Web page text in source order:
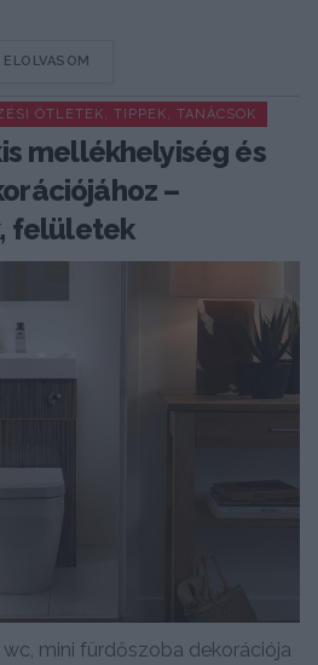
ELOLVASOM
ÖTLETEK, TIPPEK, TANÁCSOK
mellékhelyiség és
–
felületek
mini fürdőszoba dekorációja